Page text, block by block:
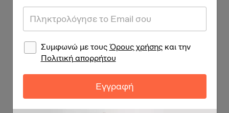
Συμφωνώ με τουςΌρους χρήσηςκαι την
Πολιτική απορρήτου
Εγγραφή